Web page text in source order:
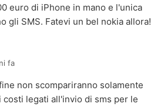
euro di iPhone in mano e l'unica
gli SMS. Fatevi un bel nokia allora!
fa
non scompariranno solamente
costi legati all'invio di sms per le